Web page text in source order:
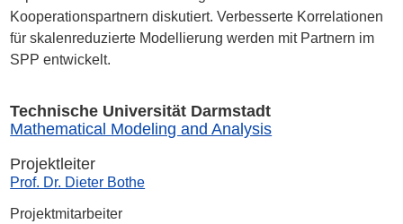
Kooperationspartnern diskutiert. Verbesserte Korrelationen
für skalenreduzierte Modellierung werden mit Partnern im
SPP entwickelt.
Technische Universität Darmstadt
Mathematical Modeling and Analysis
Projektleiter
Prof. Dr. Dieter Bothe
Projektmitarbeiter